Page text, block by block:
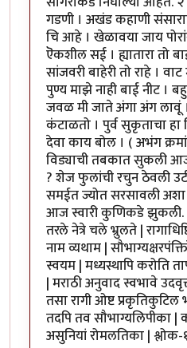
गडणी । अखंड कहाणी
चि आहे । खेळावया जाय
ऎकशील सई । ह्यातारा तो
सांजवरी बाहेरी तो राहे ।
पुण्य माझे नाही बाई नीट ।
जवळ मी जाते अंगा अंग
कंटाळतो । पुर्व सुकृताचा हा
देवा काय बोल । ( अभंग
विड्याची तबकात सुकली
? शेज फुलांची रचुन ठेवली
समईत ज्योत सरसावली
आज स्वारी कुणिकडे झुकली.
तरले नेत्रे चले भ्रुलते |
नाम व्यथाम |
स्वयम | मध्यस्थापि करोति
| मराठी अनुवाद स्वभावे
तसा रागी ओष्ट प्रकृतिकुटिल
तदपि तव सौभाग्यलिपीका |
असुनियां रोमलतिका |